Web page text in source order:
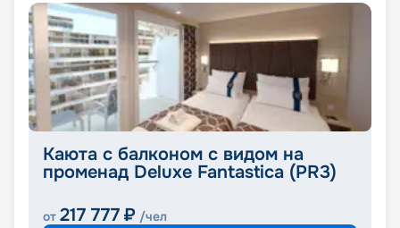
Каюта с балконом с видом на
променад Deluxe Fantastica (PR3)
от 217 777 ₽ /чел